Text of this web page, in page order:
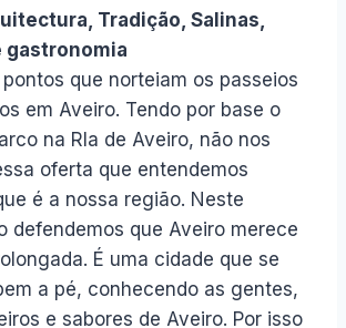
Tradição, Salinas,
gastronomia
que norteiam os passeios
em Aveiro. Tendo por base o
na RIa de Aveiro, não nos
oferta que entendemos
é a nossa região. Neste
defendemos que Aveiro merece
É uma cidade que se
a pé, conhecendo as gentes,
e sabores de Aveiro. Por isso